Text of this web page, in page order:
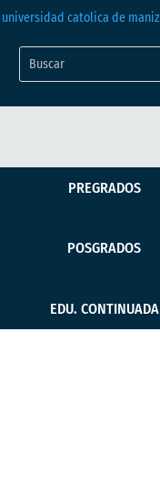
PREGRADOS
POSGRADOS
EDU. CONTINUADA